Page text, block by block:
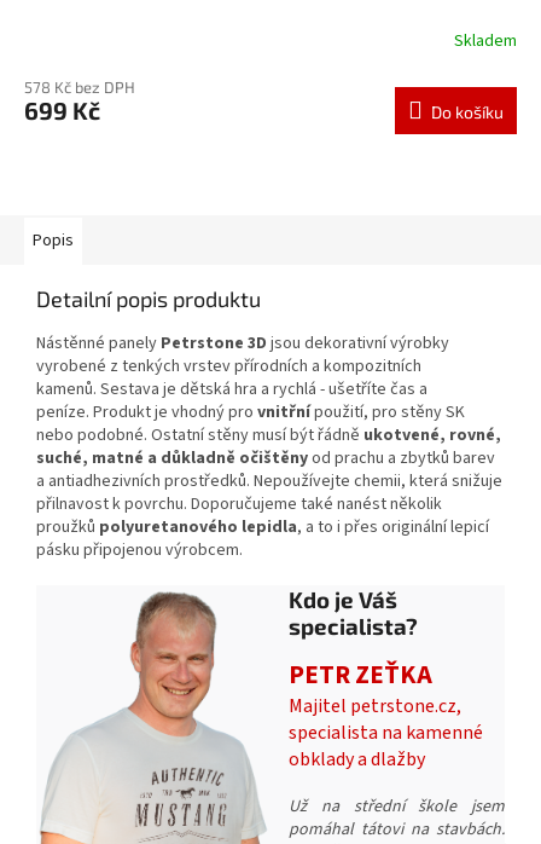
Skladem
578 Kč bez DPH
699 Kč Do košíku
Popis
Detailní popis produktu
Nástěnné panely Petrstone 3D jsou dekorativní výrobky
vyrobené z tenkých vrstev přírodních a kompozitních
kamenů. Sestava je dětská hra a rychlá - ušetříte čas a
peníze. Produkt je vhodný pro vnitřnípoužití, pro stěny SK
nebo podobné. Ostatní stěny musí být řádně ukotvené, rovné,
suché, matné a důkladně očištěnyod prachu a zbytků barev
a antiadhezivních prostředků. Nepoužívejte chemii, která snižuje
přilnavost k povrchu. Doporučujeme také nanést několik
proužků polyuretanového lepidla, a to i přes originální lepicí
pásku připojenou výrobcem.
Kdo je Váš
specialista?
PETR ZEŤKA
Majitel petrstone.cz,
specialista na kamenné
obklady a dlažby
Už na střední škole jsem
pomáhal tátovi na stavbách.